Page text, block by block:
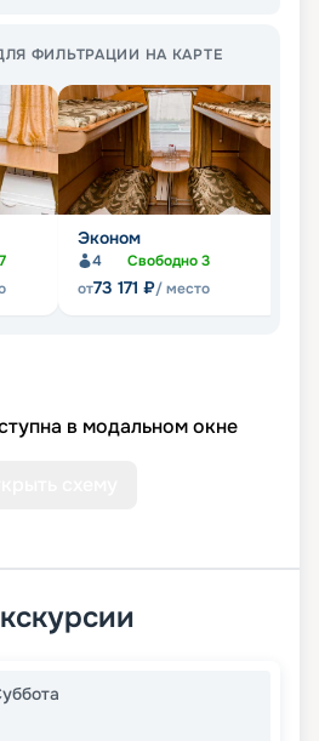
ФИЛЬТРАЦИИ НА КАРТЕ
7
Эконом
4 Свободно3
от73 171 ₽/ место
в модальном окне